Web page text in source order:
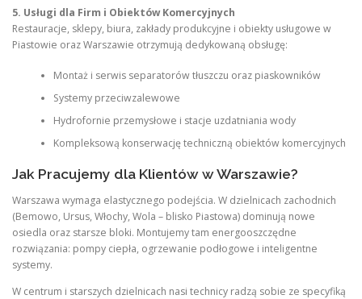
5. Usługi dla Firm i Obiektów Komercyjnych
Restauracje, sklepy, biura, zakłady produkcyjne i obiekty usługowe w
Piastowie oraz Warszawie otrzymują dedykowaną obsługę:
Montaż i serwis separatorów tłuszczu oraz piaskowników
Systemy przeciwzalewowe
Hydrofornie przemysłowe i stacje uzdatniania wody
Kompleksową konserwację techniczną obiektów komercyjnych
Jak Pracujemy dla Klientów w Warszawie?
Warszawa wymaga elastycznego podejścia. W dzielnicach zachodnich
(Bemowo, Ursus, Włochy, Wola – blisko Piastowa) dominują nowe
osiedla oraz starsze bloki. Montujemy tam energooszczędne
rozwiązania: pompy ciepła, ogrzewanie podłogowe i inteligentne
systemy.
W centrum i starszych dzielnicach nasi technicy radzą sobie ze specyfiką